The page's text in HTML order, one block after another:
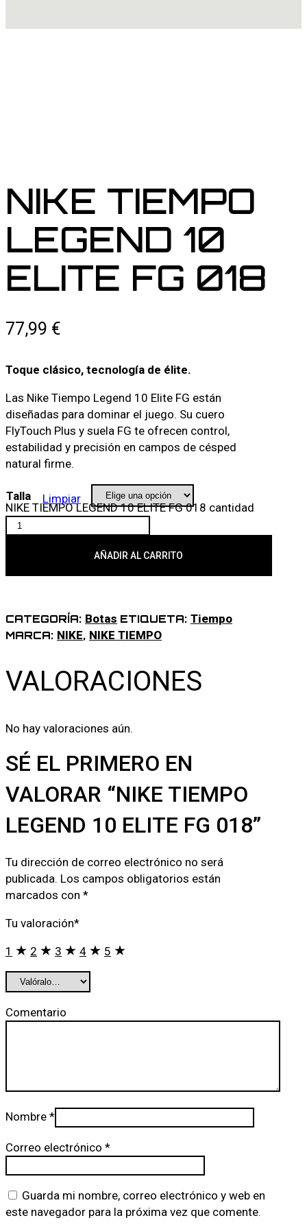
NIKE TIEMPO
LEGEND 10
ELITE FG 018
77,99 €
Toque clásico, tecnología de élite.
Las Nike Tiempo Legend 10 Elite FG están
diseñadas para dominar el juego. Su cuero
FlyTouch Plus y suela FG te ofrecen control,
estabilidad y precisión en campos de césped
natural firme.
Talla Limpiar
NIKE TIEMPO LEGEND 10 ELITE FG 018 cantidad
AÑADIR AL CARRITO
CATEGORÍA: Botas ETIQUETA: Tiempo
MARCA: NIKE, NIKE TIEMPO
VALORACIONES
No hay valoraciones aún.
SÉ EL PRIMERO EN
VALORAR “NIKE TIEMPO
LEGEND 10 ELITE FG 018”
Tu dirección de correo electrónico no será
publicada. Los campos obligatorios están
marcados con *
Tu valoración*
1 2 3 4 5
Comentario
Nombre *
Correo electrónico *
Guarda mi nombre, correo electrónico y web en
este navegador para la próxima vez que comente.